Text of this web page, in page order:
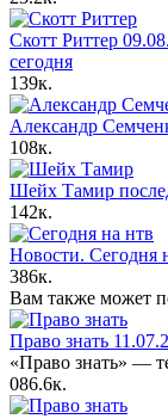
Скотт Риттер
сегодня
139к.
Александр
108к.
Шейх Тамир
142к.
Новости. Сегодня
386к.
Вам также может
Право знать
«Право знать» —
086.6к.